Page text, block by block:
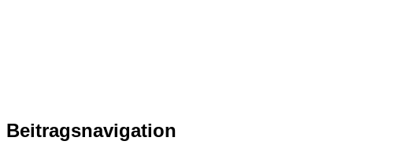
Beitragsnavigation